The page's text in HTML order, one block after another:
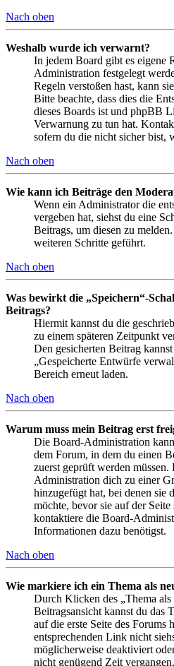
Nach oben
Weshalb wurde ich verwarnt?
In jedem Board gibt es eigene
Administration festgelegt
Regeln verstoßen hast, kann
Bitte beachte, dass dies die
dieses Boards ist und phpBB
Verwarnung zu tun hat.
sofern du die nicht sicher bist,
Nach oben
Wie kann ich Beiträge den
Wenn ein Administrator die
vergeben hat, siehst du eine
Beitrags, um diesen zu
weiteren Schritte geführt.
Nach oben
Was bewirkt die „Speichern“-
Beitrags?
Hiermit kannst du die
zu einem späteren Zeitpunkt
Den gesicherten Beitrag
„Gespeicherte Entwürfe
Bereich erneut laden.
Nach oben
Warum muss mein Beitrag erst
Die Board-Administration
dem Forum, in dem du einen
zuerst geprüft werden
Administration dich zu einer
hinzugefügt hat, bei denen sie
möchte, bevor sie auf der
kontaktiere die Board-
Informationen dazu benötigst.
Nach oben
Wie markiere ich ein Thema als
Durch Klicken des „Thema
Beitragsansicht kannst du das
auf die erste Seite des Forums
entsprechenden Link nicht
möglicherweise deaktiviert
nicht genügend Zeit